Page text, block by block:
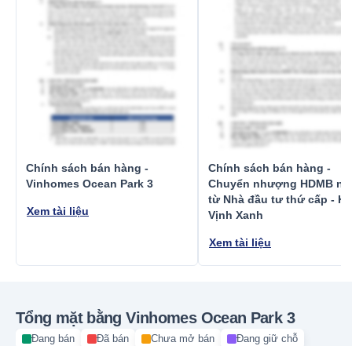
Chính sách bán hàng -
Vinhomes Ocean Park 3
Xem tài liệu
Chính sách bán hàng -
Chuyển nhượng HDMB
từ Nhà đầu tư thứ cấp -
Vịnh Xanh
Xem tài liệu
Tổng mặt bằng Vinhomes Ocean Park 3
Đang bán Đã bán Chưa mở bán Đang giữ chỗ